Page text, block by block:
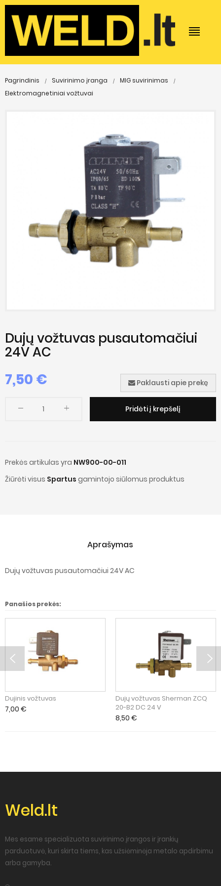
Pagrindinis Suvirinimo įranga
MIG suvirinimas
Elektromagnetiniai vožtuvai
Dujų vožtuvas pusautomačiui
24V AC
7,50 € Paklausti apie prekę
Pridėti į krepšelį
Prekės artikulas yra NW900-00-011
Žiūrėti visus Spartus gamintojo siūlomus produktus
Aprašymas
Dujų vožtuvas pusautomačiui 24V AC
Panašios prekės:
Dujinis vožtuvas
7,00 €
Dujų vožtuvas Sherman ZCQ
20-B2 DC 24 V
8,50 €
Weld.lt
Mes esame specializuota suvirinimo įrangos ir įrankių
parduotuvė, kuri skirta tiems, kas užsiėminėja metalo apdirbimu
arba gamyba.